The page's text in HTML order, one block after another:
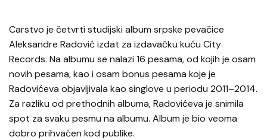
Carstvo je četvrti studijski album srpske pevačice
Aleksandre Radović izdat za izdavačku kuću City
Records. Na albumu se nalazi 16 pesama, od kojih je osam
novih pesama, kao i osam bonus pesama koje je
Radovićeva objavljivala kao singlove u periodu 2011–2014.
Za razliku od prethodnih albuma, Radovićeva je snimila
spot za svaku pesmu na albumu. Album je bio veoma
dobro prihvaćen kod publike.